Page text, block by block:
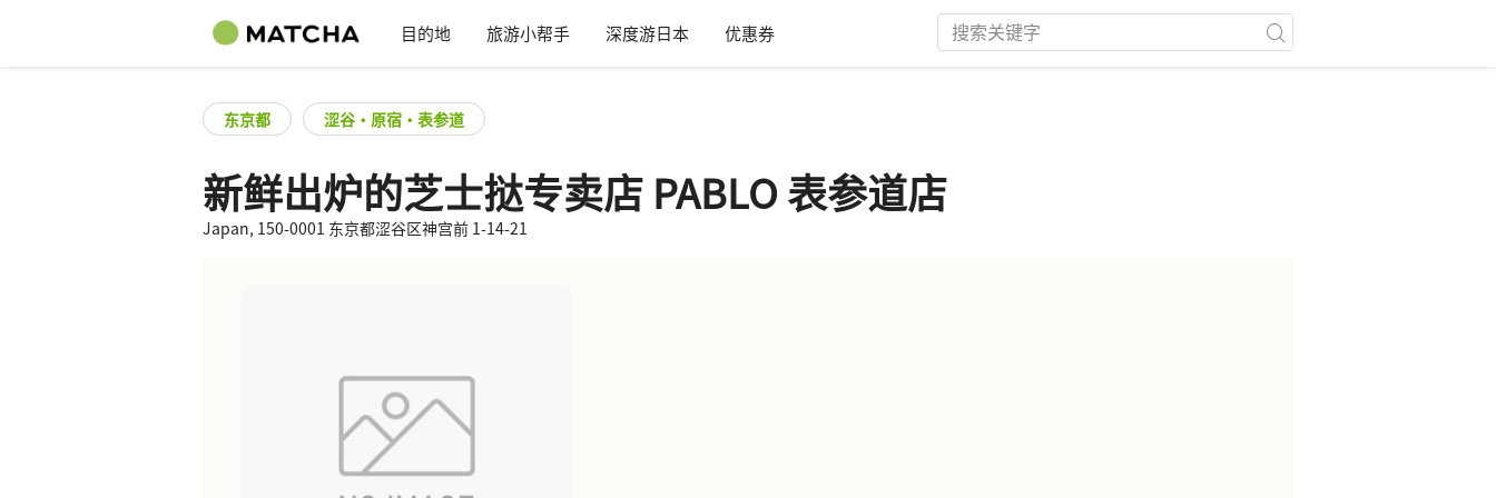
目的地 旅游小帮手 深度游日本 优惠券
东京都 涩谷・原宿・表参道
新鲜出炉的芝士挞专卖店 PABLO 表参道店
Japan, 150-0001 东京都涩谷区神宫前 1-14-21